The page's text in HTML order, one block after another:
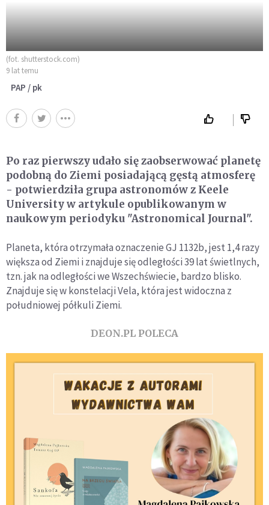
(fot. shutterstock.com)
9 lat temu
PAP / pk
Po raz pierwszy udało się zaobserwować planetę
podobną do Ziemi posiadającą gęstą atmosferę
- potwierdziła grupa astronomów z Keele
University w artykule opublikowanym w
naukowym periodyku "Astronomical Journal".
Planeta, która otrzymała oznaczenie GJ 1132b, jest 1,4 razy
większa od Ziemi i znajduje się odległości 39 lat świetlnych,
tzn. jak na odległości we Wszechświecie, bardzo blisko.
Znajduje się w konstelacji Vela, która jest widoczna z
południowej półkuli Ziemi.
DEON.PL POLECA